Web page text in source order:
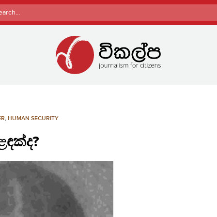
, HUMAN SECURITY